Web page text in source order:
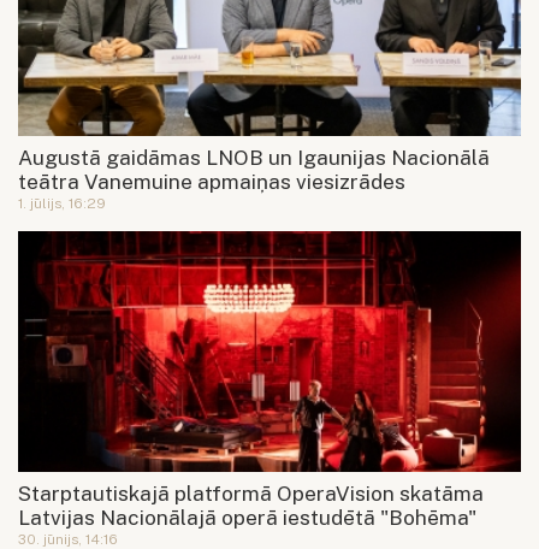
Augustā gaidāmas LNOB un Igaunijas Nacionālā
teātra Vanemuine apmaiņas viesizrādes
1. jūlijs, 16:29
Starptautiskajā platformā OperaVision skatāma
Latvijas Nacionālajā operā iestudētā "Bohēma"
30. jūnijs, 14:16